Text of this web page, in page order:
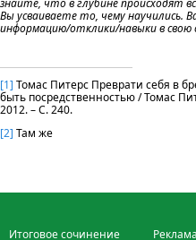
знайте, что в глубине происходят
Вы усваиваете то, чему
информацию/отклики/навыки в свою
[1] Томас Питерс Преврати себя в
быть посредственностью / Томас
2012. – С. 240.
[2] Там же
Итоговое сочинение Реклама